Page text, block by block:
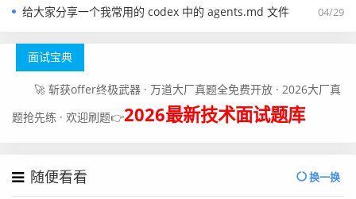
04/29
给大家分享一个我常用的 codex 中的 agents.md 文件
面试宝典
🚀 斩获offer终极武器 · 万道大厂真题全免费开放 · 2026大厂真
题抢先练 · 欢迎刷题👉2026最新技术面试题库
随便看看 换一换